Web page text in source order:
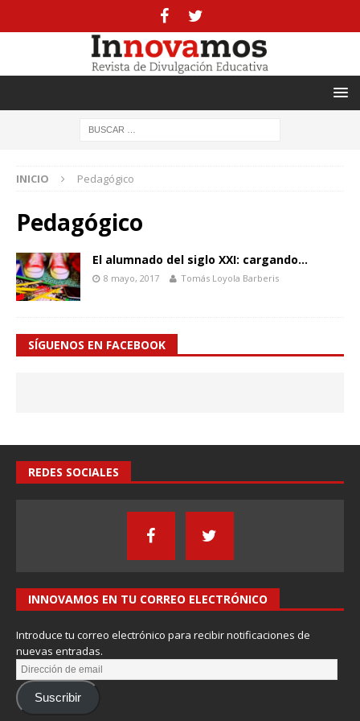
INICIO Pedagógico
Pedagógico
El alumnado del siglo XXI: cargando…
8 mayo, 2017 Tomás Loyola Barberis
SÍGUENOS EN FACEBOOK
REDES SOCIALES
INNOVAMOS EN TU CORREO ELECTRÓNICO
Introduce tu correo electrónico para recibir notificaciones de
nuevas entradas.
Suscribir